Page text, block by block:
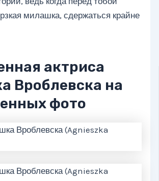
милашка, сдержаться крайне
актриса
Вроблевска на
фото